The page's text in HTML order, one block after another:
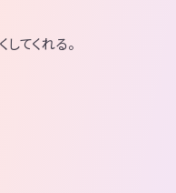
てくれる。